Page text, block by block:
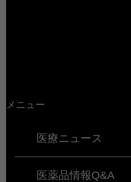
メニュー
医療ニュース
医薬品情報Q&A